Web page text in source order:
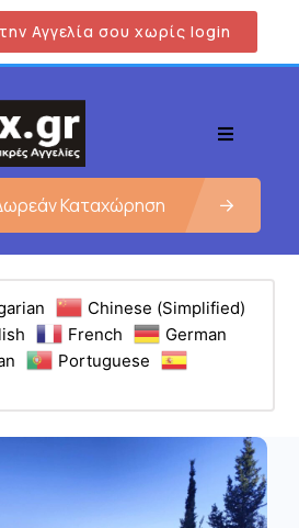
Αγγελία σου χωρίς login
Καταχώρηση
Chinese (Simplified)
French
German
Portuguese